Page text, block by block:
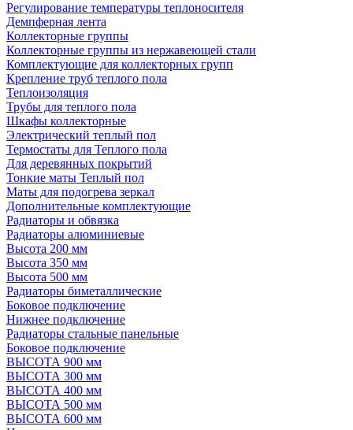
Регулирование температуры теплоносителя
Демпферная лента
Коллекторные группы
Коллекторные группы из нержавеющей стали
Комплектующие для коллекторных групп
Крепление труб теплого пола
Теплоизоляция
Трубы для теплого пола
Шкафы коллекторные
Электрический теплый пол
Термостаты для Теплого пола
Для деревянных покрытий
Тонкие маты Теплый пол
Маты для подогрева зеркал
Дополнительные комплектующие
Радиаторы и обвязка
Радиаторы алюминиевые
Высота 200 мм
Высота 350 мм
Высота 500 мм
Радиаторы биметаллические
Боковое подключение
Нижнее подключение
Радиаторы стальные панельные
Боковое подключение
ВЫСОТА 900 мм
ВЫСОТА 300 мм
ВЫСОТА 400 мм
ВЫСОТА 500 мм
ВЫСОТА 600 мм